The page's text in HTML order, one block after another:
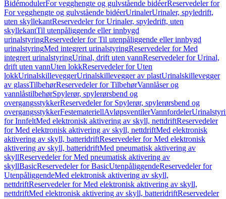
BidémodulerFor vegghengte og gulvstående bidéerReservedeler for
For vegghengte og gulvstående bidéerUrinalerUrinaler, spyledrift,
uten skyllekantReservedeler for Urinaler, spyledrift, uten
skyllekantTil utenpåliggende eller innbygd
urinalstyringReservedeler for Til utenpåliggende eller innbygd
urinalstyringMed integrert urinalstyringReservedeler for Med
integrert urinalstyringUrinal, drift uten vannReservedeler for Urinal,
drift uten vannUten lokkReservedeler for Uten
lokkUrinalskilleveggerUrinalskillevegger av plastUrinalskillevegger
av glassTilbehørReservedeler for TilbehørVannlåser og
vannlåstilbehørSpylerør, spylerørsbend og
overgangsstykkerReservedeler for Spylerør, spylerørsbend og
overgangsstykkerFestemateriellAvløpsventilerVannfordeler
for InnfeltMed elektronisk aktivering av skyll, nettdriftReservedeler
for Med elektronisk aktivering av skyll, nettdriftMed elektronisk
aktivering av skyll, batteridriftReservedeler for Med elektronisk
aktivering av skyll, batteridriftMed pneumatisk aktivering av
skyllReservedeler for Med pneumatisk aktivering av
skyllBasicReservedeler for BasicUtenpåliggendeReservedeler for
UtenpåliggendeMed elektronisk aktivering av skyll,
nettdriftReservedeler for Med elektronisk aktivering av skyll,
nettdriftMed elektronisk aktivering av skyll, batteridriftReservedeler